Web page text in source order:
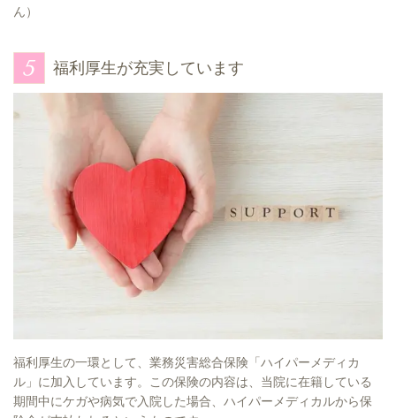
ん）
福利厚生が充実しています
福利厚生の一環として、業務災害総合保険「ハイパーメディカ
ル」に加入しています。この保険の内容は、当院に在籍している
期間中にケガや病気で入院した場合、ハイパーメディカルから保